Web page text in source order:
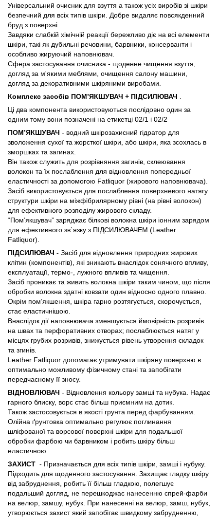
Універсальний очисник для взуття а також усіх виробів зі шкіри
безпечний для всіх типів шкіри. Добре видаляє повсякденний
бруд з поверхні.
Завдяки слабкій хімічній реакції бережливо діє на всі елементи
шкіри, такі як дубильні речовини, барвники, консерванти і
особливо жируючий наповнювач.
Сфера застосування очисника - щоденне чищення взуття,
догляд за м'якими меблями, очищення салону машини,
догляд за декоративними шкіряними виробами.
Комплекс засобів ПОМ’ЯКШУВАЧ + ПІДСИЛЮВАЧ
Ці два компонента використовуються послідовно один за
одним тому вони позначені на етикетці 02/1 і 02/2
ПОМ’ЯКШУВАЧ - водний шкірозахисний гідратор для
зволоження сухої та жорсткої шкіри, або шкіри, яка зсохлась в
зморшках та загинах.
Він також служить для розрівняння загинів, склеювання
волокон та їх послаблення для відновлення попередньої
еластичності за допомогою Fatliquor (жирового наповнювача).
Засіб використовується для послаблення поверхневого натягу
структури шкіри на міжфібрилярному рівні (на рівні волокон)
для ефективного розподілу жирового складу.
“Пом’якшувач” заряджає білкові волокна шкіри іонним зарядом
для ефективного зв`язку з ПІДСИЛЮВАЧЕМ (Leather
Fatliquor).
ПІДСИЛЮВАЧ - Засіб для відновлення природних жирових
клітин (компонентів), які зникають внаслідок сонячного впливу,
експлуатації, термо-, лужного впливів та чищення.
Засіб проникає та живить волокна шкіри таким чином, що після
обробки волокна здатні ковзати один відносно одного плавно.
Окрім пом’якшення, шкіра гарно розтягується, скорочується,
стає еластичнішою.
Внаслідок дії наповнювача зменшується ймовірність розривів
на швах та перфоративних отворах; послаблюється натяг у
місцях грубих розривів, знижується рівень утворення складок
та згинів.
Leather Fatliquor допомагає утримувати шкіряну поверхню в
оптимально можливому фізичному стані та запобігати
передчасному її зносу.
ВІДНОВЛЮВАЧ - Відновлення кольору замші та нубука. Надає
гарного блиску, ворс стає більш приємним на дотик.
Також застосовується в якості грунта перед фарбуванням.
Олійна ґрунтовка оптимально регулює поглинання
шліфованої та ворсової поверхні шкіри для подальшої
обробки фарбою чи барвником і робить шкіру більш
еластичною.
ЗАХИСТ - Призначається для всіх типів шкіри, замші і нубуку.
Підходить для щоденного застосування. Захищає гладку шкіру
від забруднення, робить її більш гладкою, полегшує
подальший догляд, не перешкоджає нанесенню спрей-фарби
на велюр, замшу, нубук. При нанесенні на велюр, замш, нубук,
утворюється захист який запобігає швидкому забрудненню,